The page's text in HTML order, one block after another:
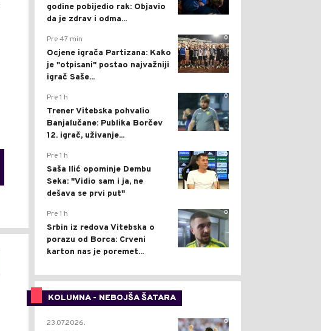
godine pobijedio rak: Objavio
da je zdrav i odma...
0
Pre 47 min
Ocjene igrača Partizana: Kako
je "otpisani" postao najvažniji
igrač Saše...
0
Pre 1 h
Trener Vitebska pohvalio
Banjalučane: Publika Borčev
12. igrač, uživanje...
0
Pre 1 h
Saša Ilić opominje Dembu
Seka: "Vidio sam i ja, ne
dešava se prvi put"
0
Pre 1 h
Srbin iz redova Vitebska o
porazu od Borca: Crveni
karton nas je poremet...
KOLUMNA - NEBOJŠA ŠATARA
0
23.07.2026.